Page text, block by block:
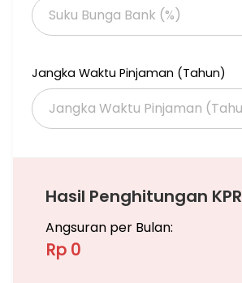
Jangka Waktu Pinjaman (Tahun)
Hasil Penghitungan KPR
Angsuran per Bulan:
Rp 0